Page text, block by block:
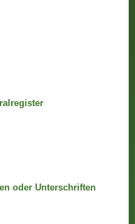
oder Unterschriften